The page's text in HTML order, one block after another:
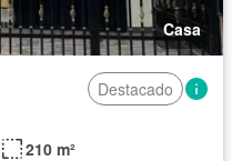
Casa
Destacado
210 m²